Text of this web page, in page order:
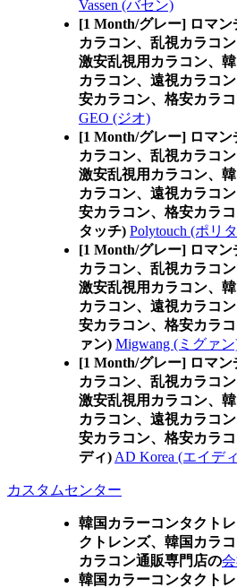
Vassen (バセン)
[1 Month/グレー] ロマン
カラコン、乱視カラコ
激安乱視用カラコン、
カラコン、遠視カラコ
安カラコン、格安カラ
GEO (ジオ)
[1 Month/グレー] ロマン
カラコン、乱視カラコ
激安乱視用カラコン、
カラコン、遠視カラコ
安カラコン、格安カラ
タッチ) Polytouch (ポリ
[1 Month/グレー] ロマン
カラコン、乱視カラコ
激安乱視用カラコン、
カラコン、遠視カラコ
安カラコン、格安カラ
ァン) Migwang (ミグァ
[1 Month/グレー] ロマン
カラコン、乱視カラコ
激安乱視用カラコン、
カラコン、遠視カラコ
安カラコン、格安カラ
ディ) AD Korea (エイデ
カスタムセンター
韓国カラーコンタクト
クトレンズ、韓国カラ
カラコン通販専門店の
韓国カラーコンタクト